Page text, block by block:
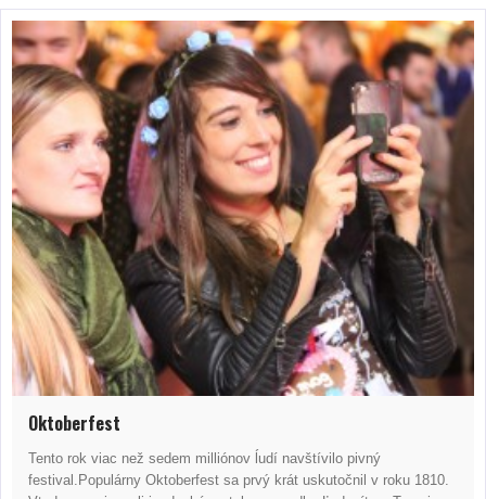
Oktoberfest
Tento rok viac než sedem milliónov ĺudí navštívilo pivný
festival.Populárny Oktoberfest sa prvý krát uskutočnil v roku 1810.